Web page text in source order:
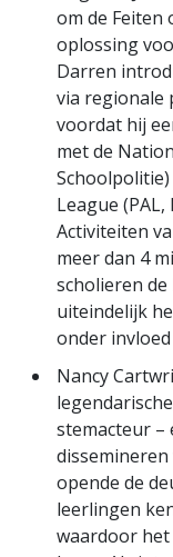
om de Feiten
oplossing
Darren
via regionale
voordat hij
met de
League
Activiteiten
meer dan 4
scholieren
uiteindelijk
onder
Nancy
stemacteur –
opende de
leerlingen
waardoor het